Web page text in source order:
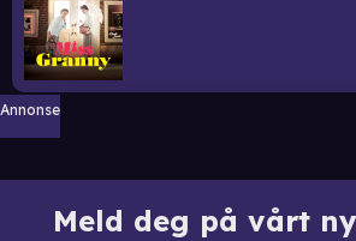
Annonse
Meld deg på vårt